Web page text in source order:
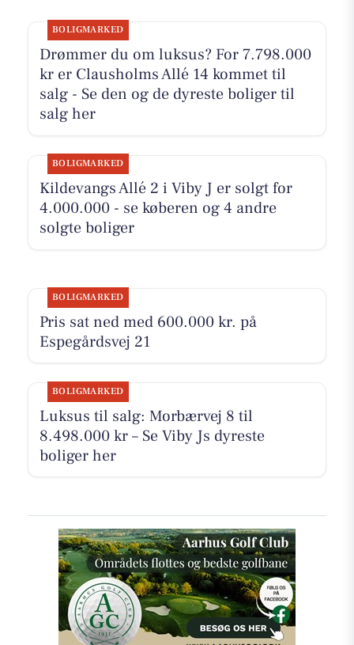
BOLIGMARKED
Drømmer du om luksus? For 7.798.000
kr er Clausholms Allé 14 kommet til
salg - Se den og de dyreste boliger til
salg her
BOLIGMARKED
Kildevangs Allé 2 i Viby J er solgt for
4.000.000 - se køberen og 4 andre
solgte boliger
BOLIGMARKED
Pris sat ned med 600.000 kr. på
Espegårdsvej 21
BOLIGMARKED
Luksus til salg: Morbærvej 8 til
8.498.000 kr – Se Viby Js dyreste
boliger her